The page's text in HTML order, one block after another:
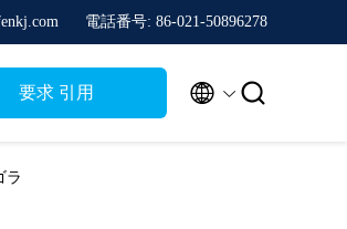
電話番号: 86-021-50896278
要求 引用  
ラ